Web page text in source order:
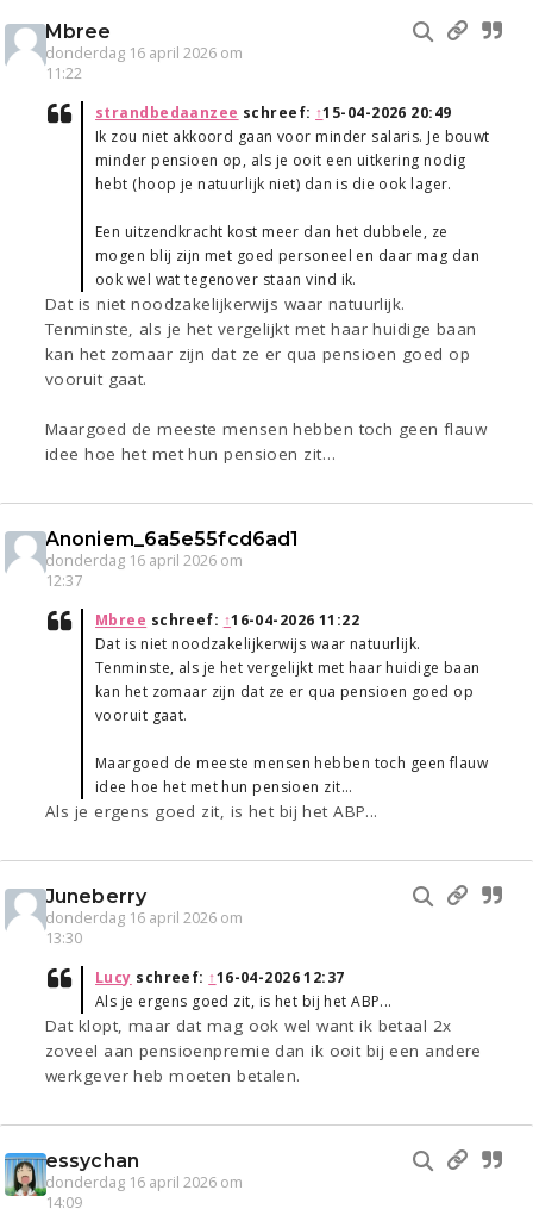
Mbree
donderdag 16 april 2026 om
11:22
strandbedaanzee schreef: ↑15-04-2026 20:49
Ik zou niet akkoord gaan voor minder salaris. Je bouwt
minder pensioen op, als je ooit een uitkering nodig
hebt (hoop je natuurlijk niet) dan is die ook lager.
Een uitzendkracht kost meer dan het dubbele, ze
mogen blij zijn met goed personeel en daar mag dan
ook wel wat tegenover staan vind ik.
Dat is niet noodzakelijkerwijs waar natuurlijk.
Tenminste, als je het vergelijkt met haar huidige baan
kan het zomaar zijn dat ze er qua pensioen goed op
vooruit gaat.
Maargoed de meeste mensen hebben toch geen flauw
idee hoe het met hun pensioen zit…
Anoniem_6a5e55fcd6ad1
donderdag 16 april 2026 om
12:37
Mbree schreef: ↑16-04-2026 11:22
Dat is niet noodzakelijkerwijs waar natuurlijk.
Tenminste, als je het vergelijkt met haar huidige baan
kan het zomaar zijn dat ze er qua pensioen goed op
vooruit gaat.
Maargoed de meeste mensen hebben toch geen flauw
idee hoe het met hun pensioen zit…
Als je ergens goed zit, is het bij het ABP...
Juneberry
donderdag 16 april 2026 om
13:30
Lucy schreef: ↑16-04-2026 12:37
Als je ergens goed zit, is het bij het ABP...
Dat klopt, maar dat mag ook wel want ik betaal 2x
zoveel aan pensioenpremie dan ik ooit bij een andere
werkgever heb moeten betalen.
essychan
donderdag 16 april 2026 om
14:09